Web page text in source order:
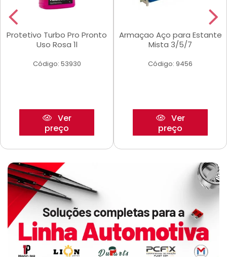
Protetivo Turbo Pro Pronto
Uso Rosa 1l
Código: 53930
Ver
preço
Armaçao Aço para Estante
Mista 3/5/7
Código: 9456
Ver
preço